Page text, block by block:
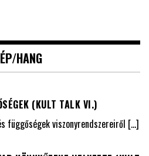
HANG
(KULT TALK VI.)
függőségek viszonyrendszereiről […]